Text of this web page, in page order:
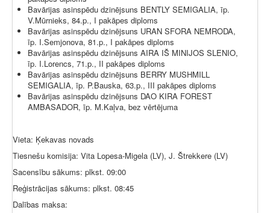
Bavārijas asinspēdu dzinējsuns BENTLY SEMIGALIA, īp.
V.Mūrnieks, 84.p., I pakāpes diploms
Bavārijas asinspēdu dzinējsuns URAN SFORA NEMRODA,
īp. I.Semjonova, 81.p., I pakāpes diploms
Bavārijas asinspēdu dzinējsuns AIRA IŠ MINIJOS SLENIO,
īp. I.Lorencs, 71.p., II pakāpes diploms
Bavārijas asinspēdu dzinējsuns BERRY MUSHMILL
SEMIGALIA, īp. P.Bauska, 63.p., III pakāpes diploms
Bavārijas asinspēdu dzinējsuns DAO KIRA FOREST
AMBASADOR, īp. M.Kaļva, bez vērtējuma
Vieta: Ķekavas novads
Tiesnešu komisija: Vita Lopesa-Migela (LV), J. Štrekkere (LV)
Sacensību sākums: plkst. 09:00
Reģistrācijas sākums: plkst. 08:45
Dalības maksa: